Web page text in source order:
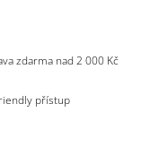
zdarma nad 2 000 Kč
přístup